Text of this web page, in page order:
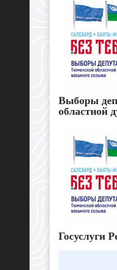
Выборы
областной
Госуслуги